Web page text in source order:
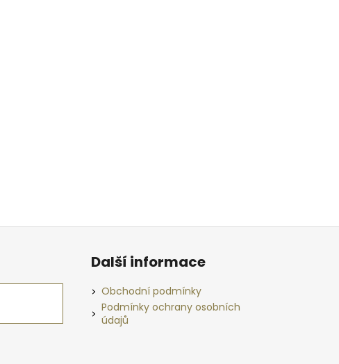
Další informace
Obchodní podmínky
Podmínky ochrany osobních
údajů